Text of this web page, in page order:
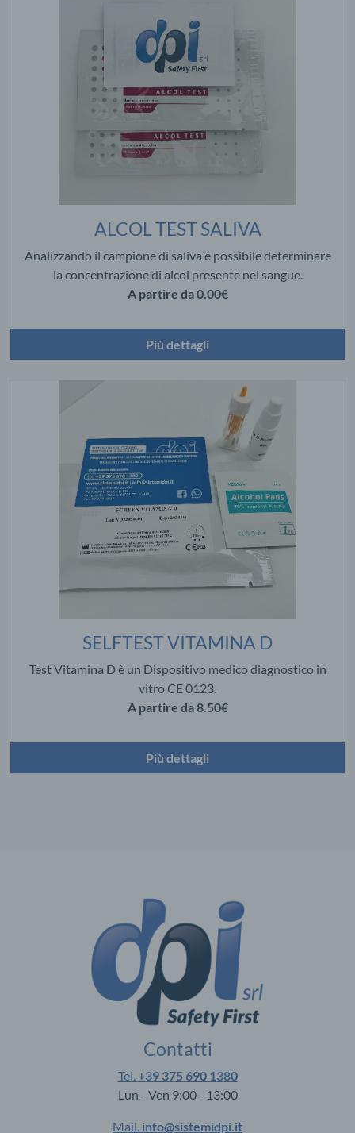
ALCOL TEST SALIVA
Analizzando il campione di saliva è possibile determinare
la concentrazione di alcol presente nel sangue.
A partire da0.00€
Più dettagli
SELFTEST VITAMINA D
Test Vitamina D è un Dispositivo medico diagnostico in
vitro CE 0123.
A partire da8.50€
Più dettagli
Contatti
Tel. +39 375 690 1380
Lun - Ven 9:00 - 13:00
Mail. info@sistemidpi.it